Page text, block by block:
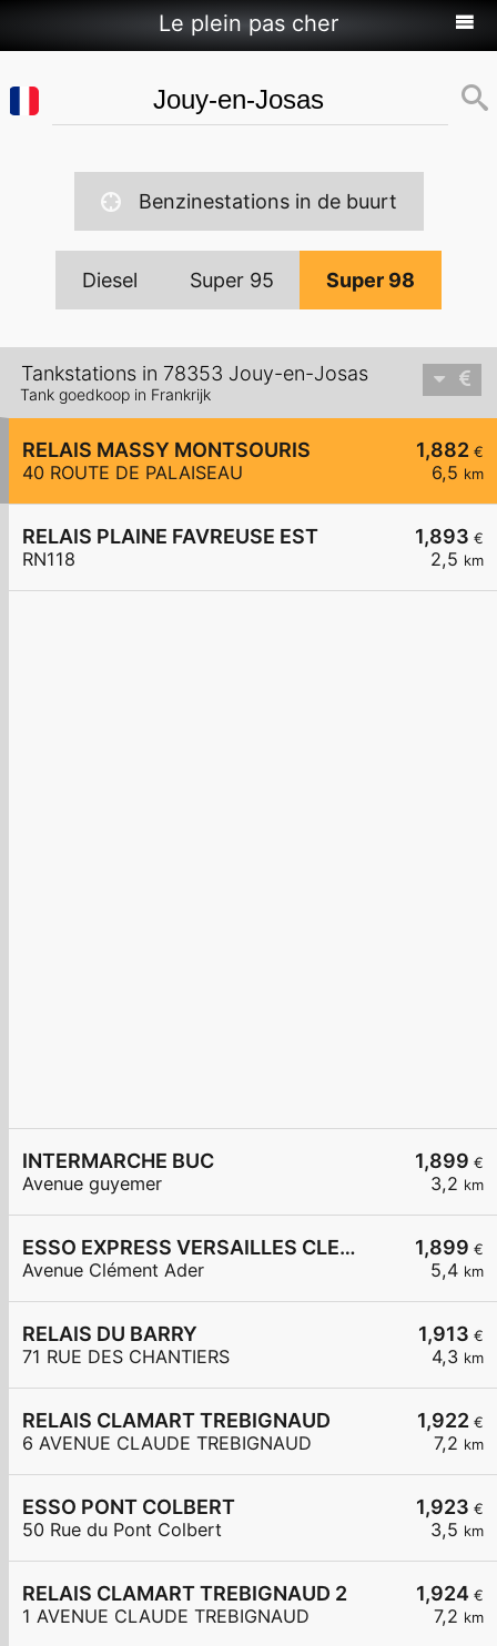
Le plein pas cher
Benzinestations in de buurt
Diesel Super 95 Super 98
Tankstations in 78353 Jouy-en-Josas
Tank goedkoop in Frankrijk
1,882 €
6,5 km
RELAIS MASSY MONTSOURIS
40 ROUTE DE PALAISEAU
1,893 €
2,5 km
RELAIS PLAINE FAVREUSE EST
RN118
1,899 €
3,2 km
INTERMARCHE BUC
Avenue guyemer
1,899 €
5,4 km
ESSO EXPRESS VERSAILLES CLEMENT ADER
Avenue Clément Ader
1,913 €
4,3 km
RELAIS DU BARRY
71 RUE DES CHANTIERS
1,922 €
7,2 km
RELAIS CLAMART TREBIGNAUD
6 AVENUE CLAUDE TREBIGNAUD
1,923 €
3,5 km
ESSO PONT COLBERT
50 Rue du Pont Colbert
1,924 €
7,2 km
RELAIS CLAMART TREBIGNAUD 2
1 AVENUE CLAUDE TREBIGNAUD